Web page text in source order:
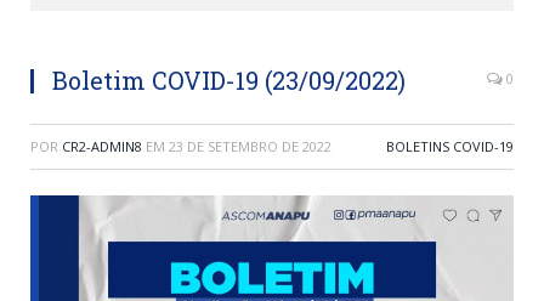
Boletim COVID-19 (23/09/2022) 0
POR CR2-ADMIN8 EM 23 DE SETEMBRO DE 2022 BOLETINS COVID-19